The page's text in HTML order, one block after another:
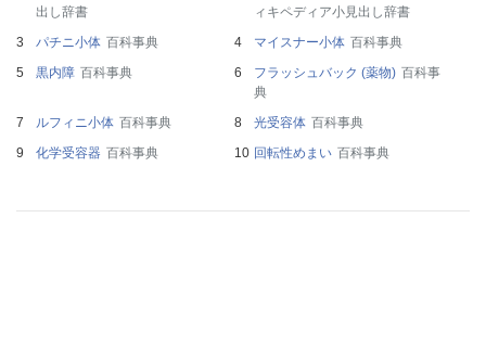
出し辞書
ィキペディア小見出し辞書
パチニ小体 百科事典 マイスナー小体 百科事典
黒内障 百科事典 フラッシュバック (薬物) 百科事
典
ルフィニ小体 百科事典 光受容体 百科事典
化学受容器 百科事典 回転性めまい 百科事典